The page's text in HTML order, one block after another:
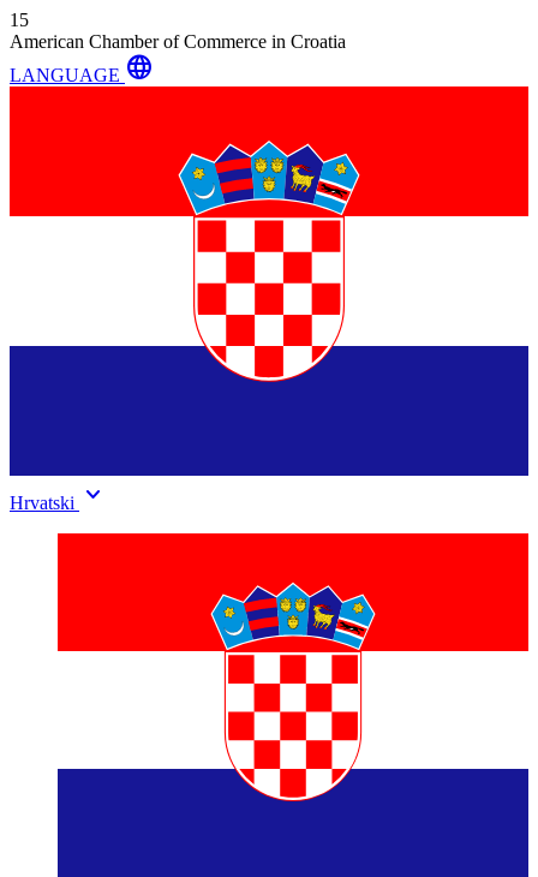
15
American Chamber of Commerce in Croatia
LANGUAGE language
Hrvatski keyboard_arrow_down